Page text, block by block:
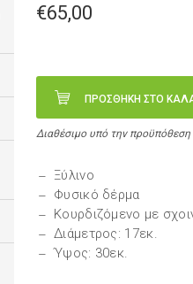
€65,00
ΠΡΟΣΘΗΚΗ ΣΤΟ
Διαθέσιμο υπό την
Ξύλινο
Φυσικό δέρμα
Κουρδιζόμενο με
Διάμετρος: 17εκ.
Ύψος: 30εκ.